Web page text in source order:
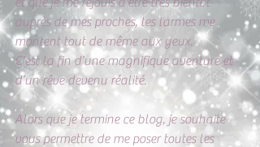
auprès de mes proches, les larmes me
montent tout de même aux yeux.
C’est la fin d’une magnifique aventure et
d’un rêve devenu réalité.
Alors que je termine ce blog, je souhaite
vous permettre de me poser toutes les